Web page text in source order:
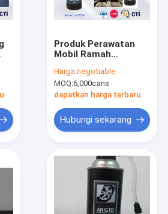
Produk Perawatan
Mobil Ramah
Wax Dashboard
Polish Protectant /
Cockpit Spray 400ml
Harga:negotiable
MOQ:6,000cans
dapatkan harga terbaru
Hubungi sekarang